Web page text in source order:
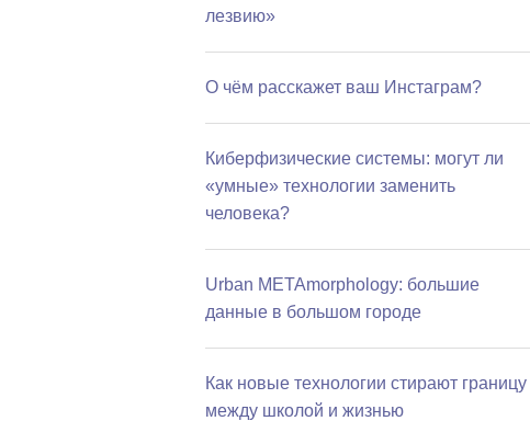
лезвию»
О чём расскажет ваш Инстаграм?
Киберфизические системы: могут ли
«умные» технологии заменить
человека?
Urban METAmorphology: большие
данные в большом городе
Как новые технологии стирают границу
между школой и жизнью